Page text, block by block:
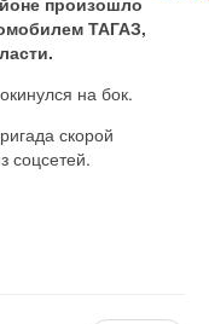
ТАГАЗ,
на бок.
скорой
соцсетей.